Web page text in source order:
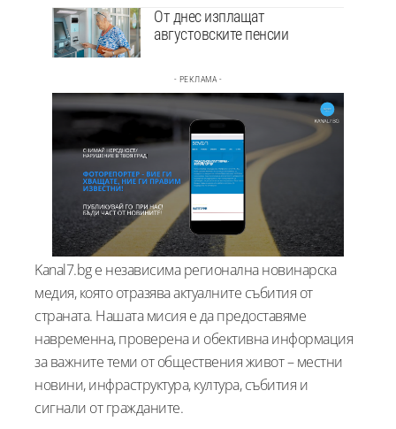
От днес изплащат
августовските пенсии
- РЕКЛАМА -
Kanal7.bg е независима регионална новинарска
медия, която отразява актуалните събития от
страната. Нашата мисия е да предоставяме
навременна, проверена и обективна информация
за важните теми от обществения живот – местни
новини, инфраструктура, култура, събития и
сигнали от гражданите.